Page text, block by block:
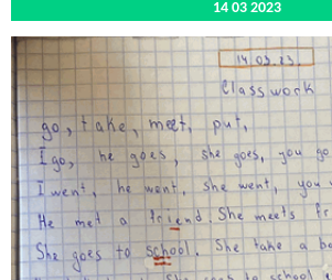
14 03 2023